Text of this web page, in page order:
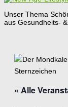
Unser Thema
aus Gesundheits-
« Alle